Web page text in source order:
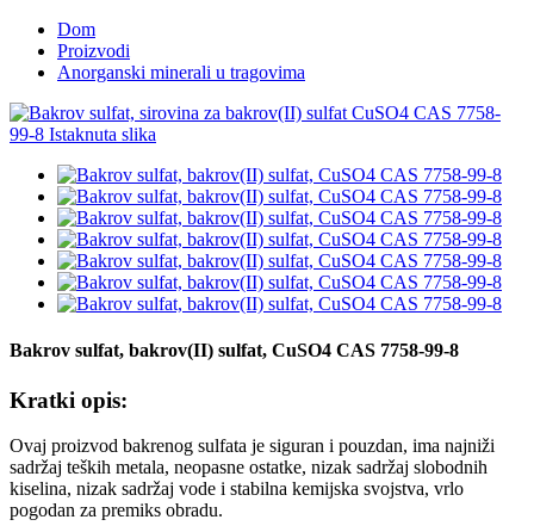
Dom
Proizvodi
Anorganski minerali u tragovima
Bakrov sulfat, bakrov(II) sulfat, CuSO4 CAS 7758-99-8
Kratki opis:
Ovaj proizvod bakrenog sulfata je siguran i pouzdan, ima najniži
sadržaj teških metala, neopasne ostatke, nizak sadržaj slobodnih
kiselina, nizak sadržaj vode i stabilna kemijska svojstva, vrlo
pogodan za premiks obradu.